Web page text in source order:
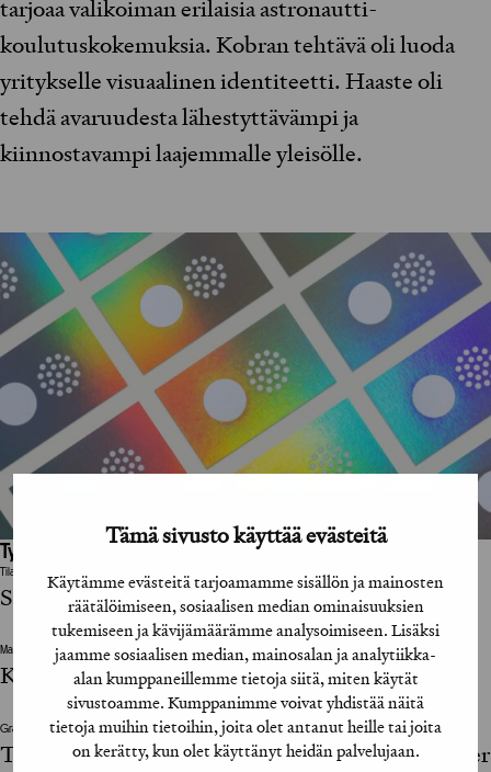
Tämä sivusto käyttää evästeitä
Käytämme evästeitä tarjoamamme sisällön ja mainosten
räätälöimiseen, sosiaalisen median ominaisuuksien
tukemiseen ja kävijämäärämme analysoimiseen. Lisäksi
jaamme sosiaalisen median, mainosalan ja analytiikka-
alan kumppaneillemme tietoja siitä, miten käytät
sivustoamme. Kumppanimme voivat yhdistää näitä
tietoja muihin tietoihin, joita olet antanut heille tai joita
on kerätty, kun olet käyttänyt heidän palvelujaan.
tarjoaa valikoiman erilaisia astronautti-
koulutuskokemuksia. Kobran tehtävä oli luoda
yritykselle visuaalinen identiteetti. Haaste oli
tehdä avaruudesta lähestyttävämpi ja
kiinnostavampi laajemmalle yleisölle.
Työhön osallistuneet henkilöt / tahot:
Tilaaja
Space Nation
Mainostoimisto
Kobra Agency
Graafinen suunnittelija / Graphic Designer
Tuukka Koivisto, James Zambra, Andreas Ebneter